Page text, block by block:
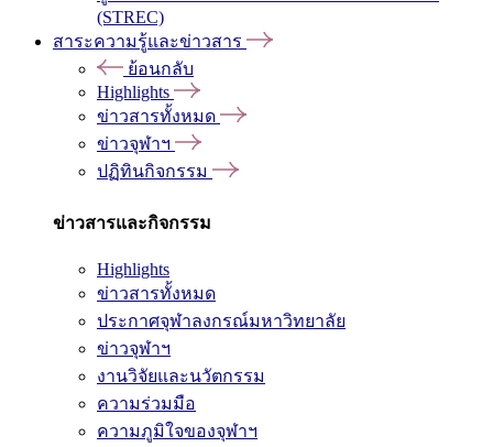
(STREC)
สาระความรู้และข่าวสาร
ย้อนกลับ
Highlights
ข่าวสารทั้งหมด
ข่าวจุฬาฯ
ปฏิทินกิจกรรม
ข่าวสารและกิจกรรม
Highlights
ข่าวสารทั้งหมด
ประกาศจุฬาลงกรณ์มหาวิทยาลัย
ข่าวจุฬาฯ
งานวิจัยและนวัตกรรม
ความร่วมมือ
ความภูมิใจของจุฬาฯ